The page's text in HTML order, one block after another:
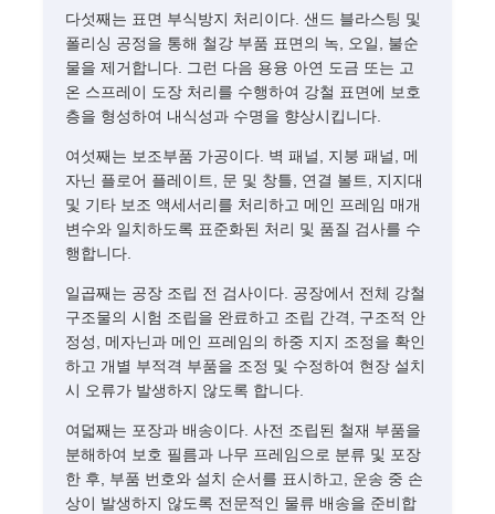
다섯째는 표면 부식방지 처리이다. 샌드 블라스팅 및
폴리싱 공정을 통해 철강 부품 표면의 녹, 오일, 불순
물을 제거합니다. 그런 다음 용융 아연 도금 또는 고
온 스프레이 도장 처리를 수행하여 강철 표면에 보호
층을 형성하여 내식성과 수명을 향상시킵니다.
여섯째는 보조부품 가공이다. 벽 패널, 지붕 패널, 메
자닌 플로어 플레이트, 문 및 창틀, 연결 볼트, 지지대
및 기타 보조 액세서리를 처리하고 메인 프레임 매개
변수와 일치하도록 표준화된 처리 및 품질 검사를 수
행합니다.
일곱째는 공장 조립 전 검사이다. 공장에서 전체 강철
구조물의 시험 조립을 완료하고 조립 간격, 구조적 안
정성, 메자닌과 메인 프레임의 하중 지지 조정을 확인
하고 개별 부적격 부품을 조정 및 수정하여 현장 설치
시 오류가 발생하지 않도록 합니다.
여덟째는 포장과 배송이다. 사전 조립된 철재 부품을
분해하여 보호 필름과 나무 프레임으로 분류 및 포장
한 후, 부품 번호와 설치 순서를 표시하고, 운송 중 손
상이 발생하지 않도록 전문적인 물류 배송을 준비합